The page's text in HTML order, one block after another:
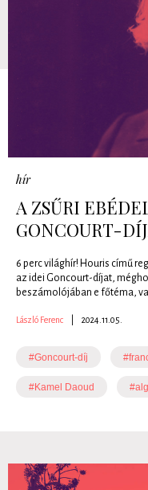
hír
A ZSŰRI
GONCOURT-
6 perc világhír! Houris című
az idei Goncourt-díjat,
beszámolójában e főtéma,
László Ferenc 2024.11.05.
#Goncourt-díj
#Kamel Daoud